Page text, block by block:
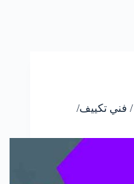
فني سنترال الدعية / 50301080 / فني تكييف/